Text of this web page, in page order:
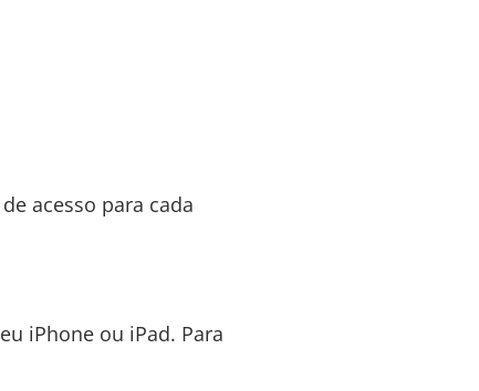
acesso para cada
iPhone ou iPad. Para